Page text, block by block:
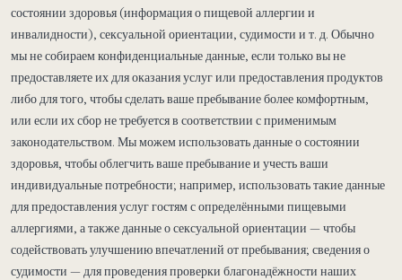
состоянии здоровья (информация о пищевой аллергии и
инвалидности), сексуальной ориентации, судимости и т. д. Обычно
мы не собираем конфиденциальные данные, если только вы не
предоставляете их для оказания услуг или предоставления продуктов
либо для того, чтобы сделать ваше пребывание более комфортным,
или если их сбор не требуется в соответствии с применимым
законодательством. Мы можем использовать данные о состоянии
здоровья, чтобы облегчить ваше пребывание и учесть ваши
индивидуальные потребности; например, использовать такие данные
для предоставления услуг гостям с определёнными пищевыми
аллергиями, а также данные о сексуальной ориентации — чтобы
содействовать улучшению впечатлений от пребывания; сведения о
судимости — для проведения проверки благонадёжности наших